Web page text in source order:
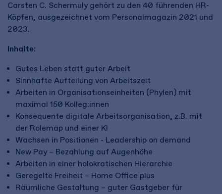
Carsten C. Schermuly gehört zu den 40 führenden HR-
Köpfen, ausgezeichnet vom Personalmagazin 2021 und
2023.
Inhalte:
Gutes Leben statt guter Arbeit
Sinnhafte Aufteilung von Arbeitszeit
Arbeiten in Organisationseinheiten (Phylen) mit
maximal 150 Kolleg:innen
Konsequente digitale Arbeitsorganisation, z.B. mit
der Rolemap und einer KI
Wachsen in Positionen - Leadership on demand
New Pay – Bezahlung auf Augenhöhe
Arbeiten in einer holokratischen Hierarchie
Geregelte Freiheit – Home Office plus
Räumliche Gestaltung – guter Gastgeber für